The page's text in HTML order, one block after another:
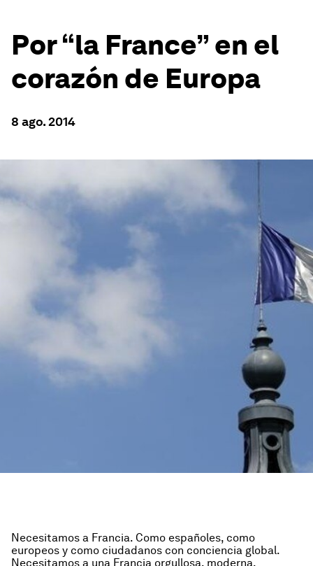
Por “la France” en el
corazón de Europa
8 ago. 2014
Necesitamos a Francia. Como españoles, como
europeos y como ciudadanos con conciencia global.
Necesitamos a una Francia orgullosa, moderna,